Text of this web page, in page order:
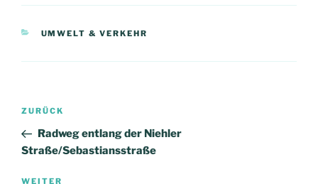
KATEGORIEN
UMWELT & VERKEHR
Beitragsnavigation
Vorheriger
Beitrag
ZURÜCK
Radweg entlang der Niehler
Straße/Sebastiansstraße
WEITER